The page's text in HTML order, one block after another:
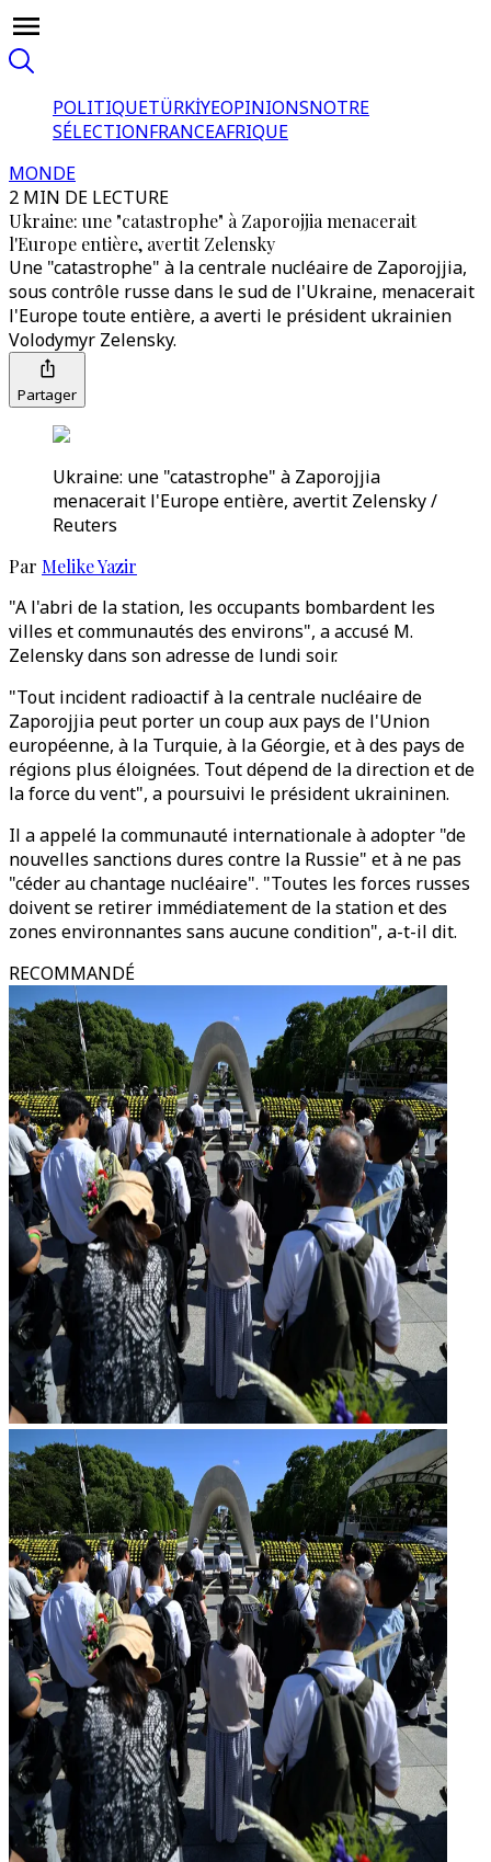
POLITIQUETÜRKİYEOPINIONSNOTRE
SÉLECTIONFRANCEAFRIQUE
MONDE
2 MIN DE LECTURE
Ukraine: une "catastrophe" à Zaporojjia menacerait
l'Europe entière, avertit Zelensky
Une "catastrophe" à la centrale nucléaire de Zaporojjia,
sous contrôle russe dans le sud de l'Ukraine, menacerait
l'Europe toute entière, a averti le président ukrainien
Volodymyr Zelensky.
Partager
Ukraine: une "catastrophe" à Zaporojjia
menacerait l'Europe entière, avertit Zelensky /
Reuters
Par Melike Yazir
"A l'abri de la station, les occupants bombardent les
villes et communautés des environs", a accusé M.
Zelensky dans son adresse de lundi soir.
"Tout incident radioactif à la centrale nucléaire de
Zaporojjia peut porter un coup aux pays de l'Union
européenne, à la Turquie, à la Géorgie, et à des pays de
régions plus éloignées. Tout dépend de la direction et de
la force du vent", a poursuivi le président ukraininen.
Il a appelé la communauté internationale à adopter "de
nouvelles sanctions dures contre la Russie" et à ne pas
"céder au chantage nucléaire". "Toutes les forces russes
doivent se retirer immédiatement de la station et des
zones environnantes sans aucune condition", a-t-il dit.
RECOMMANDÉ